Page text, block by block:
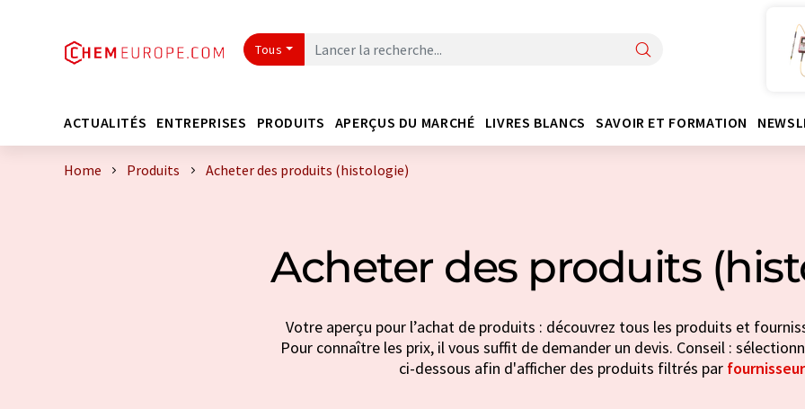
Tous
ACTUALITÉS ENTREPRISES PRODUITS APERÇUS DU MARCHÉ LIVRES BLANCS SAVOIR ET FORMATION
Home Produits Acheter des produits (histologie)
Acheter des produits
Votre aperçu pour l’achat de produits : découvrez tous les produits et
Pour connaître les prix, il vous suffit de demander un devis. Conseil :
ci-dessous afin d'afficher des produits filtrés par fournisseur